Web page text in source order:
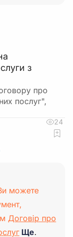
з
про
послуг",
24
можете
Договір про
Ще.